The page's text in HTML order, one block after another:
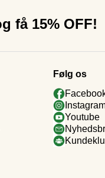
få 15% OFF!
Følg os
Youtube